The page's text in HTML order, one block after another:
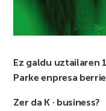
Ez galdu uztailaren
Parke enpresa
Zer da K · business?